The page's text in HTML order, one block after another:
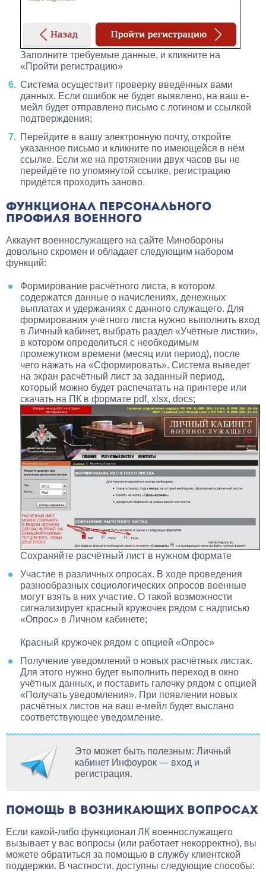
Заполните требуемые данные, и кликните на
«Пройти регистрацию»
Система осуществит проверку введённых вами
данных. Если ошибок не будет выявлено, на ваш е-
мейл будет отправлено письмо с логином и ссылкой
подтверждения;
Перейдите в вашу электронную почту, откройте
указанное письмо и кликните по имеющейся в нём
ссылке. Если же на протяжении двух часов вы не
перейдёте по упомянутой ссылке, регистрацию
придётся проходить заново.
ФУНКЦИОНАЛ ПЕРСОНАЛЬНОГО
ПРОФИЛЯ ВОЕННОГО
Аккаунт военнослужащего на сайте Минобороны
довольно скромен и обладает следующим набором
функций:
Формирование расчётного листа, в котором
содержатся данные о начислениях, денежных
выплатах и удержаниях с данного служащего. Для
формирования учётного листа нужно выполнить вход
в Личный кабинет, выбрать раздел «Учётные листки»,
в котором определиться с необходимым
промежутком времени (месяц или период), после
чего нажать на «Сформировать». Система выведет
на экран расчётный лист за заданный период,
который можно будет распечатать на принтере или
скачать на ПК в формате pdf, xlsx, docs;
Сохраняйте расчётный лист в нужном формате
Участие в различных опросах. В ходе проведения
разнообразных социологических опросов военные
могут взять в них участие. О такой возможности
сигнализирует красный кружочек рядом с надписью
«Опрос» в Личном кабинете;
Красный кружочек рядом с опцией «Опрос»
Получение уведомлений о новых расчётных листах.
Для этого нужно будет выполнить переход в окно
учётных данных, и поставить галочку рядом с опцией
«Получать уведомления». При появлении новых
расчётных листов на ваш е-мейл будет выслано
соответствующее уведомление.
Это может быть полезным: Личный
кабинет Инфоурок — вход и
регистрация.
ПОМОЩЬ В ВОЗНИКАЮЩИХ ВОПРОСАХ
Если какой-либо функционал ЛК военнослужащего
вызывает у вас вопросы (или работает некорректно), вы
можете обратиться за помощью в службу клиентской
поддержки. В частности, доступны следующие способы: